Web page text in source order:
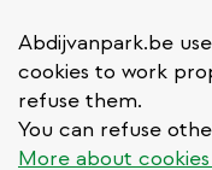
Abdijvanpark.be
cookies to work
refuse them.
You can refuse
More about